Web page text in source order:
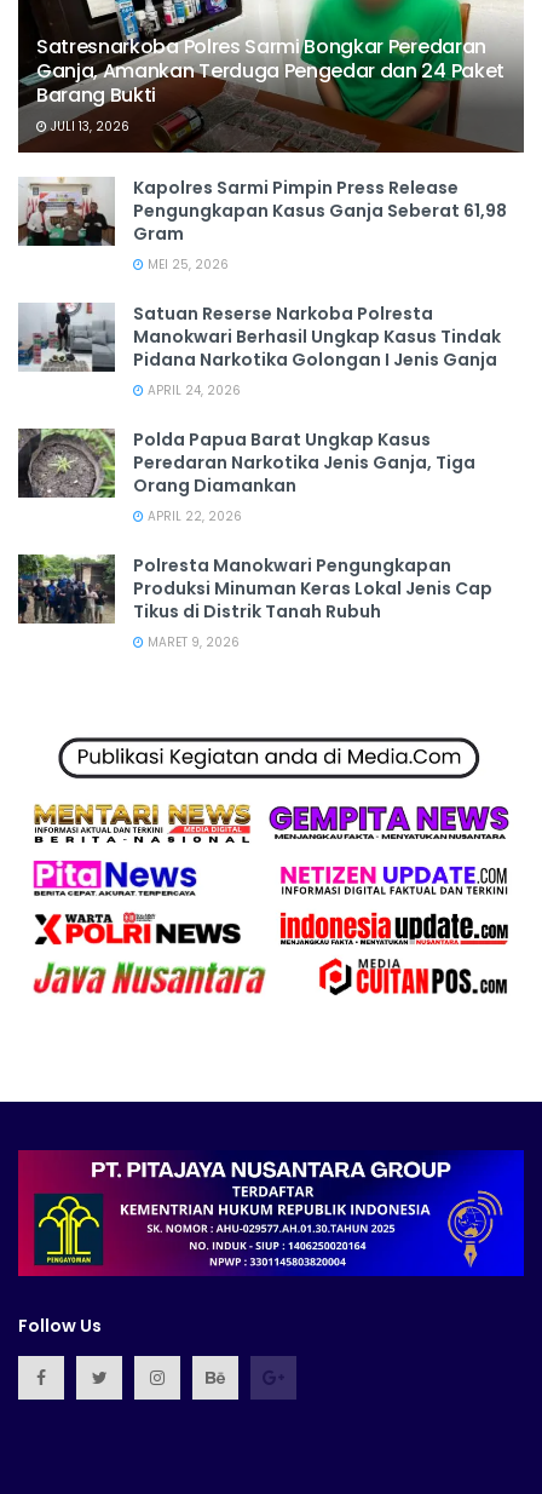
Satresnarkoba Polres Sarmi Bongkar Peredaran
Ganja, Amankan Terduga Pengedar dan 24 Paket
Barang Bukti
JULI 13, 2026
Kapolres Sarmi Pimpin Press Release
Pengungkapan Kasus Ganja Seberat 61,98
Gram
MEI 25, 2026
Satuan Reserse Narkoba Polresta
Manokwari Berhasil Ungkap Kasus Tindak
Pidana Narkotika Golongan I Jenis Ganja
APRIL 24, 2026
Polda Papua Barat Ungkap Kasus
Peredaran Narkotika Jenis Ganja, Tiga
Orang Diamankan
APRIL 22, 2026
Polresta Manokwari Pengungkapan
Produksi Minuman Keras Lokal Jenis Cap
Tikus di Distrik Tanah Rubuh
MARET 9, 2026
Follow Us